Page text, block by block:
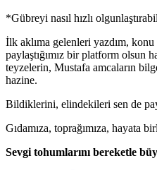
*Gübreyi nasıl hızlı
İlk aklıma gelenleri yazdım,
paylaştığımız bir platform olsun
teyzelerin, Mustafa amcaların
hazine.
Bildiklerini, elindekileri sen de
Gıdamıza, toprağımıza, hayata
Sevgi tohumlarını bereketle